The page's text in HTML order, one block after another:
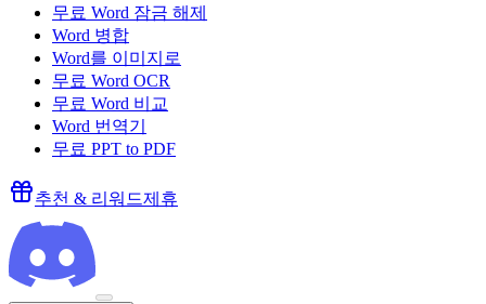
무료 Word 잠금 해제
Word 병합
Word를 이미지로
무료 Word OCR
무료 Word 비교
Word 번역기
무료 PPT to PDF
추천 & 리워드제휴